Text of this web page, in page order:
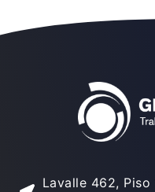
Lavalle 462, Piso